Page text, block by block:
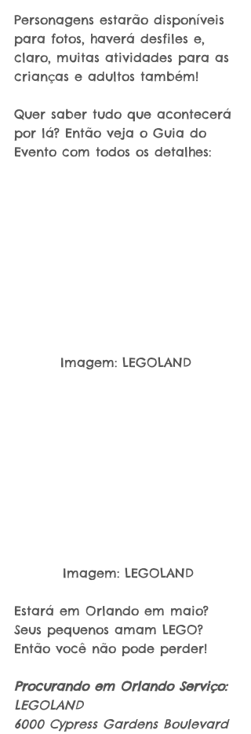
Personagens estarão disponíveis
para fotos, haverá desfiles e,
claro, muitas atividades para as
crianças e adultos também!
Quer saber tudo que acontecerá
por lá? Então veja o Guia do
Evento com todos os detalhes:
Imagem: LEGOLAND
Imagem: LEGOLAND
Estará em Orlando em maio?
Seus pequenos amam LEGO?
Então você não pode perder!
Procurando em Orlando Serviço:
LEGOLAND
6000 Cypress Gardens Boulevard